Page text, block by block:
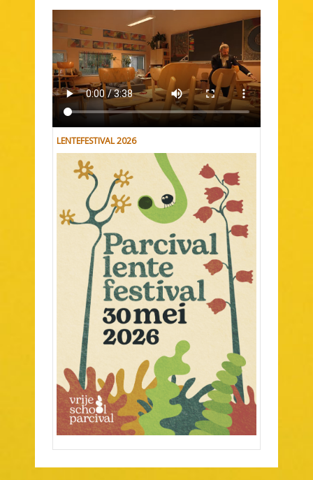
LENTEFESTIVAL 2026